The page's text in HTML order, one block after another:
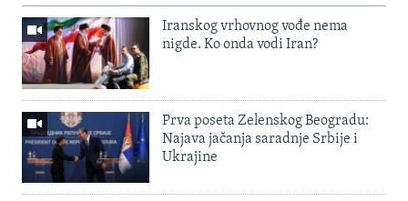
Iranskog vrhovnog vođe nema
nigde. Ko onda vodi Iran?
Prva poseta Zelenskog Beogradu:
Najava jačanja saradnje Srbije i
Ukrajine